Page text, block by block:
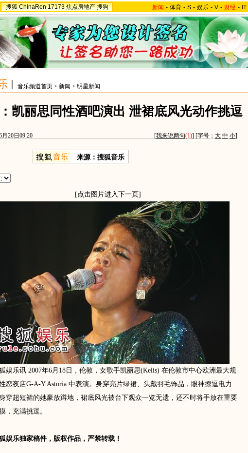
搜狐 ChinaRen 17173 焦点房地产 搜狗 新闻 - 体育 - S - 娱乐 - V - 财经 - IT
音乐频道首页 > 新闻 > 明星新闻
凯丽思同性酒吧演出 泄裙底风光动作挑逗
月20日09:20 [我来说两句(1)] [字号： 大 中 小]
来源：搜狐音乐
[点击图片进入下一页]
乐讯 2007年6月18日，伦敦，女歌手凯丽思(Kelis) 在伦敦市中心欧洲最大规
恋夜店G-A-Y Astoria 中表演。身穿亮片绿裙、头戴羽毛饰品，眼神撩逗电力
穿超短裙的她豪放蹲地，裙底风光被台下观众一览无遗，还不时将手放在重要
，充满挑逗。
娱乐独家稿件，版权作品，严禁转载！